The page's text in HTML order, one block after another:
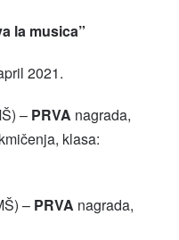
la musica”
2021.
– PRVA nagrada,
klasa:
– PRVA nagrada,